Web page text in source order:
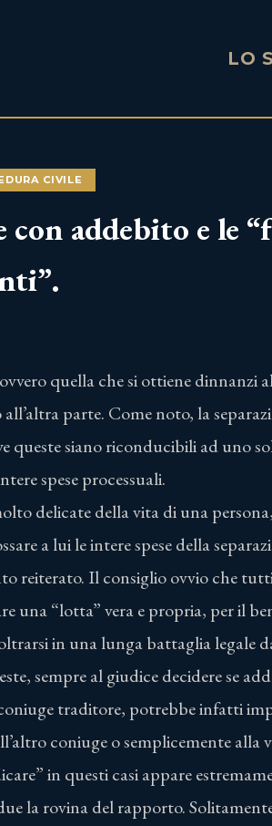
LO
CIVILE
con addebito e le
quella che si ottiene dinnanzi
parte. Come noto, la
queste siano riconducibili ad uno
spese processuali.
delicate della vita di una
a lui le intere spese della
reiterato. Il consiglio ovvio che
una “lotta” vera e propria, per il
in una lunga battaglia legale
sempre al giudice decidere se
traditore, potrebbe infatti
coniuge o semplicemente alla
in questi casi appare
la rovina del rapporto.